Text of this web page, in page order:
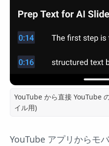
YouTube から直接 YouTube
イル用)
YouTube アプリからモ